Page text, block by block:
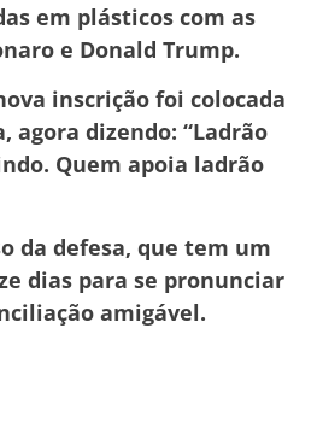
em plásticos com as
e Donald Trump.
inscrição foi colocada
agora dizendo: “Ladrão
Quem apoia ladrão
da defesa, que tem um
dias para se pronunciar
amigável.